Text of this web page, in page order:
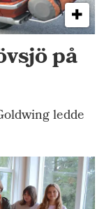
på
ledde